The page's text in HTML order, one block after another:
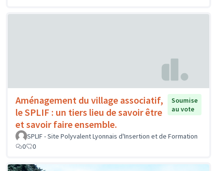
Aménagement du village associatif,
le SPLIF : un tiers lieu de savoir être
et savoir faire ensemble.
Soumise
au vote
SPLIF - Site Polyvalent Lyonnais d'Insertion et de Formation
0
0